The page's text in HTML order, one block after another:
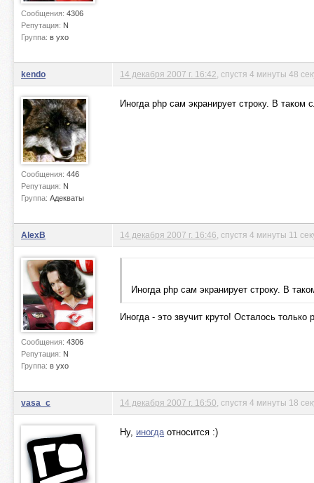
Сообщения: 4306
Репутация: N
Группа: в ухо
kendo
Сообщения: 446
Репутация: N
Группа: Адекваты
14 декабря 2007 г. 16:42 , спустя 4 минуты 48
Иногда php сам экранирует строку. В
AlexB
Сообщения: 4306
Репутация: N
Группа: в ухо
14 декабря 2007 г. 16:46 , спустя 4 минуты 11
Иногда php сам экранирует строку. В
Иногда - это звучит круто! Осталось
vasa_c 14 декабря 2007 г. 16:50 , спустя 4 минуты 18
Ну, иногдаотносится :)